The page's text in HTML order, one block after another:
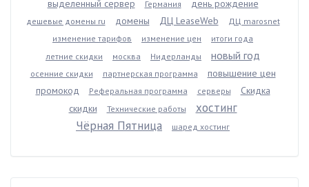
выделенный сервер Германия день рождение
дешевые домены ru домены ДЦ LeaseWeb
ДЦ marosnet
изменение тарифов
изменение цен
итоги года
летние скидки
москва Нидерланды новый год
осенние скидки партнерская программа
повышение цен
промокод
Реферальная программа серверы
Скидка
скидки
Технические работы
хостинг
Чёрная Пятница
шаред хостинг